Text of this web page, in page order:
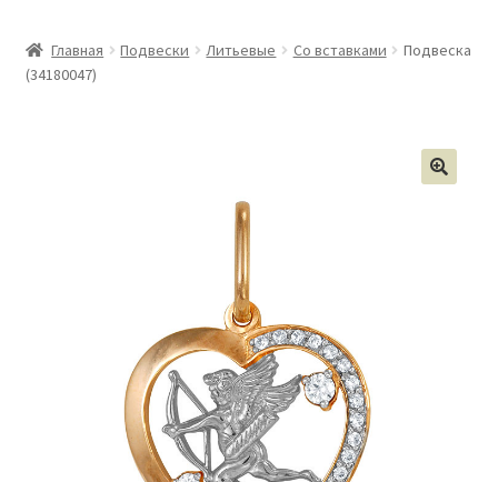
Главная Подвески Литьевые Со вставками
Подвеска
(34180047)